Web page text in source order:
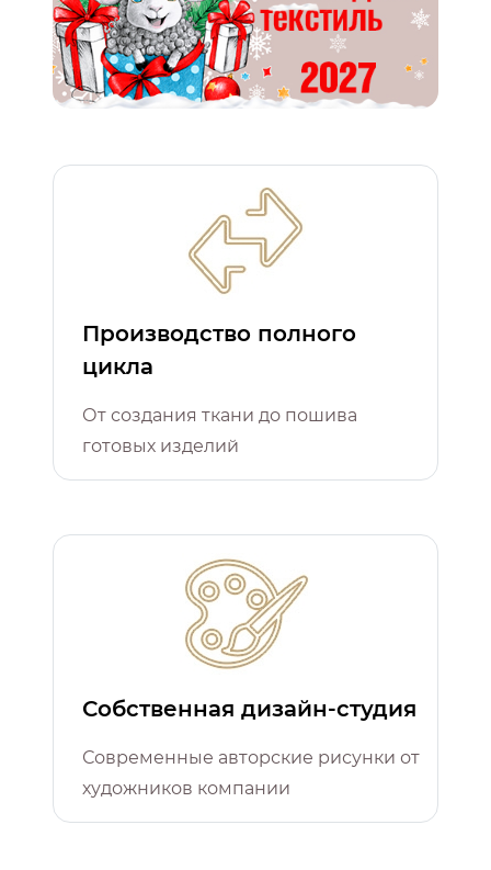
Производство полного
цикла
От создания ткани до пошива
готовых изделий
Собственная дизайн-студия
Современные авторские рисунки от
художников компании